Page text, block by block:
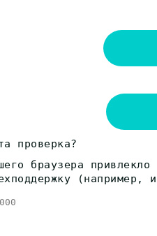
проверка?
браузера привлекло
(например,